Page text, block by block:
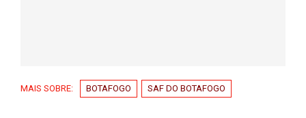
MAIS SOBRE: BOTAFOGO SAF DO BOTAFOGO